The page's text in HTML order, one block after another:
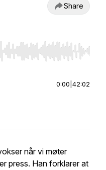
Share
Home/End to jump to
0:00 42:02
når vi møter
press. Han forklarer at